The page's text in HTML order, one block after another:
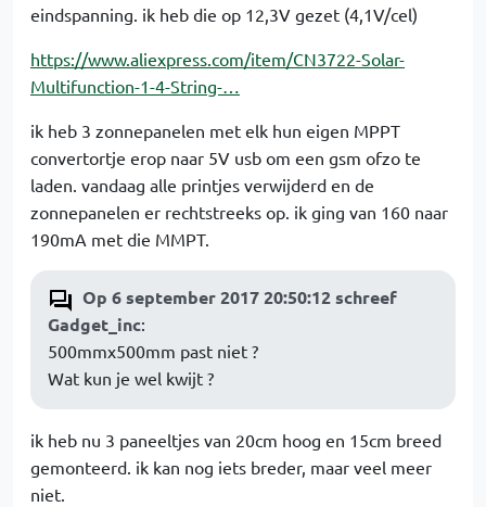
eindspanning. ik heb die op 12,3V gezet (4,1V/cel)
https://www.aliexpress.com/item/CN3722-Solar-
Multifunction-1-4-String-…
ik heb 3 zonnepanelen met elk hun eigen MPPT
convertortje erop naar 5V usb om een gsm ofzo te
laden. vandaag alle printjes verwijderd en de
zonnepanelen er rechtstreeks op. ik ging van 160 naar
190mA met die MMPT.
Op 6 september 2017 20:50:12 schreef
Gadget_inc:
500mmx500mm past niet ?
Wat kun je wel kwijt ?
ik heb nu 3 paneeltjes van 20cm hoog en 15cm breed
gemonteerd. ik kan nog iets breder, maar veel meer
niet.